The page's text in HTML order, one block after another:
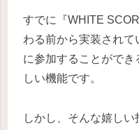
すでに『WHITE
わる前から実装され
に参加することがで
しい機能です。
しかし、そんな嬉し